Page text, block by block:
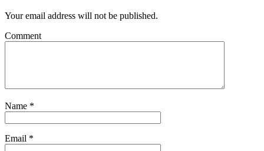
Your email address will not be published.
Comment
Name *
Email *